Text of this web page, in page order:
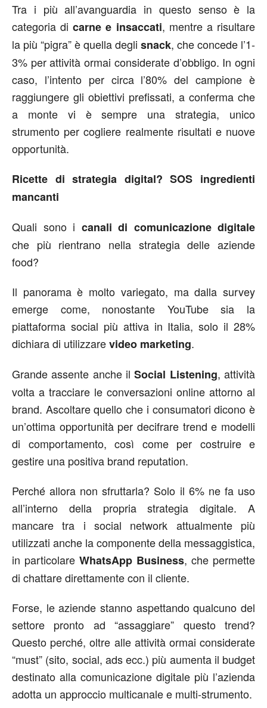
Tra i più all’avanguardia in questo senso è la
categoria dicarne e insaccati, mentre a risultare
la più “pigra” è quella degli snack, che concede l’1-
3% per attività ormai considerate d’obbligo. In ogni
caso, l’intento per circa l’80% del campione è
raggiungere gli obiettivi prefissati, a conferma che
a monte vi è sempre una strategia, unico
strumento per cogliere realmente risultati e nuove
opportunità.
Ricette di strategia digital? SOS ingredienti
mancanti
Quali sono i canali di comunicazione digitale
che più rientrano nella strategia delle aziende
food?
Il panorama è molto variegato, ma dalla survey
emerge come, nonostante YouTube sia la
piattaforma social più attiva in Italia, solo il 28%
dichiara di utilizzarevideo marketing.
Grande assente anche ilSocial Listening, attività
volta a tracciare le conversazioni online attorno al
brand. Ascoltare quello che i consumatori dicono è
un’ottima opportunità per decifrare trend e modelli
di comportamento, così come per costruire e
gestire una positiva brand reputation.
Perché allora non sfruttarla? Solo il 6% ne fa uso
all’interno della propria strategia digitale. A
mancare tra i social network attualmente più
utilizzati anche la componente della messaggistica,
in particolare WhatsApp Business, che permette
di chattare direttamente con il cliente.
Forse, le aziende stanno aspettando qualcuno del
settore pronto ad “assaggiare” questo trend?
Questo perché, oltre alle attività ormai considerate
“must” (sito, social, ads ecc.) più aumenta il budget
destinato alla comunicazione digitale più l’azienda
adotta un approccio multicanale e multi-strumento.